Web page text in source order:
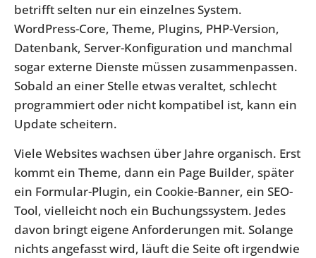
betrifft selten nur ein einzelnes System.
WordPress-Core, Theme, Plugins, PHP-Version,
Datenbank, Server-Konfiguration und manchmal
sogar externe Dienste müssen zusammenpassen.
Sobald an einer Stelle etwas veraltet, schlecht
programmiert oder nicht kompatibel ist, kann ein
Update scheitern.
Viele Websites wachsen über Jahre organisch. Erst
kommt ein Theme, dann ein Page Builder, später
ein Formular-Plugin, ein Cookie-Banner, ein SEO-
Tool, vielleicht noch ein Buchungssystem. Jedes
davon bringt eigene Anforderungen mit. Solange
nichts angefasst wird, läuft die Seite oft irgendwie